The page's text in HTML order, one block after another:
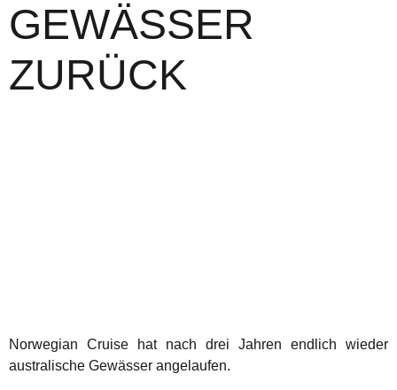
GEWÄSSER
ZURÜCK
Norwegian Cruise hat nach drei Jahren endlich wieder
australische Gewässer angelaufen.